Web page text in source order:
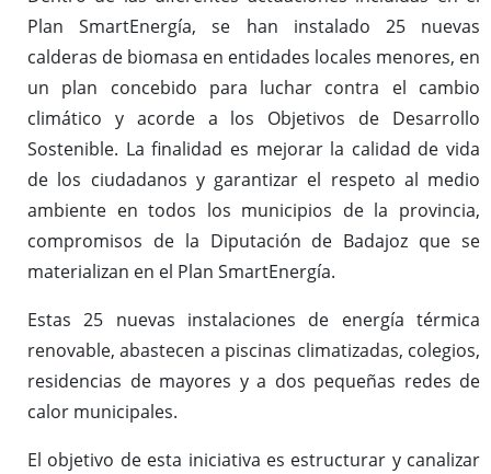
Plan SmartEnergía, se han instalado 25 nuevas
calderas de biomasa en entidades locales menores, en
un plan concebido para luchar contra el cambio
climático y acorde a los Objetivos de Desarrollo
Sostenible. La finalidad es mejorar la calidad de vida
de los ciudadanos y garantizar el respeto al medio
ambiente en todos los municipios de la provincia,
compromisos de la Diputación de Badajoz que se
materializan en el Plan SmartEnergía.
Estas 25 nuevas instalaciones de energía térmica
renovable, abastecen a piscinas climatizadas, colegios,
residencias de mayores y a dos pequeñas redes de
calor municipales.
El objetivo de esta iniciativa es estructurar y canalizar